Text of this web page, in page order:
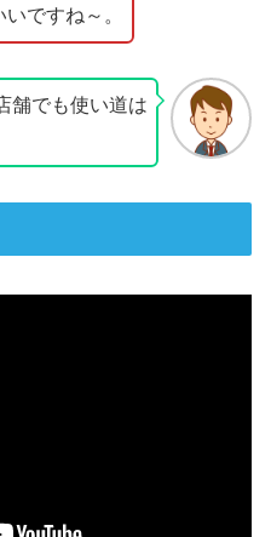
ですね～。
舗でも使い道は